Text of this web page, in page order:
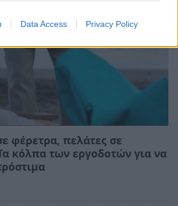
Data Access Privacy Policy
φέρετρα, πελάτες σε
κόλπα των εργοδοτών για να